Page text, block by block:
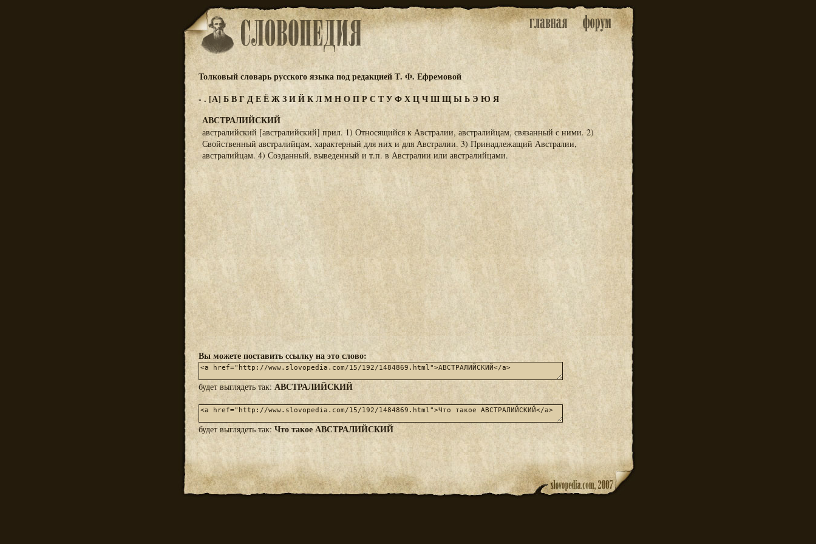
Толковый словарь русского языка под редакцией Т. Ф. Ефремовой
-. [А] БВГДЕЁЖЗИЙКЛМНОПР С ТУФХЦЧШЩЫЬ Э Ю Я
АВСТРАЛИЙСКИЙ
австралийский [австралийский] прил. 1) Относящийся к Австралии, австралийцам, связанный с ними. 2)
Свойственный австралийцам, характерный для них и для Австралии. 3) Принадлежащий Австралии,
австралийцам. 4) Созданный, выведенный и т.п. в Австралии или австралийцами.
Вы можете поставить ссылку на это слово:
будет выглядеть так: АВСТРАЛИЙСКИЙ
будет выглядеть так: Что такое АВСТРАЛИЙСКИЙ